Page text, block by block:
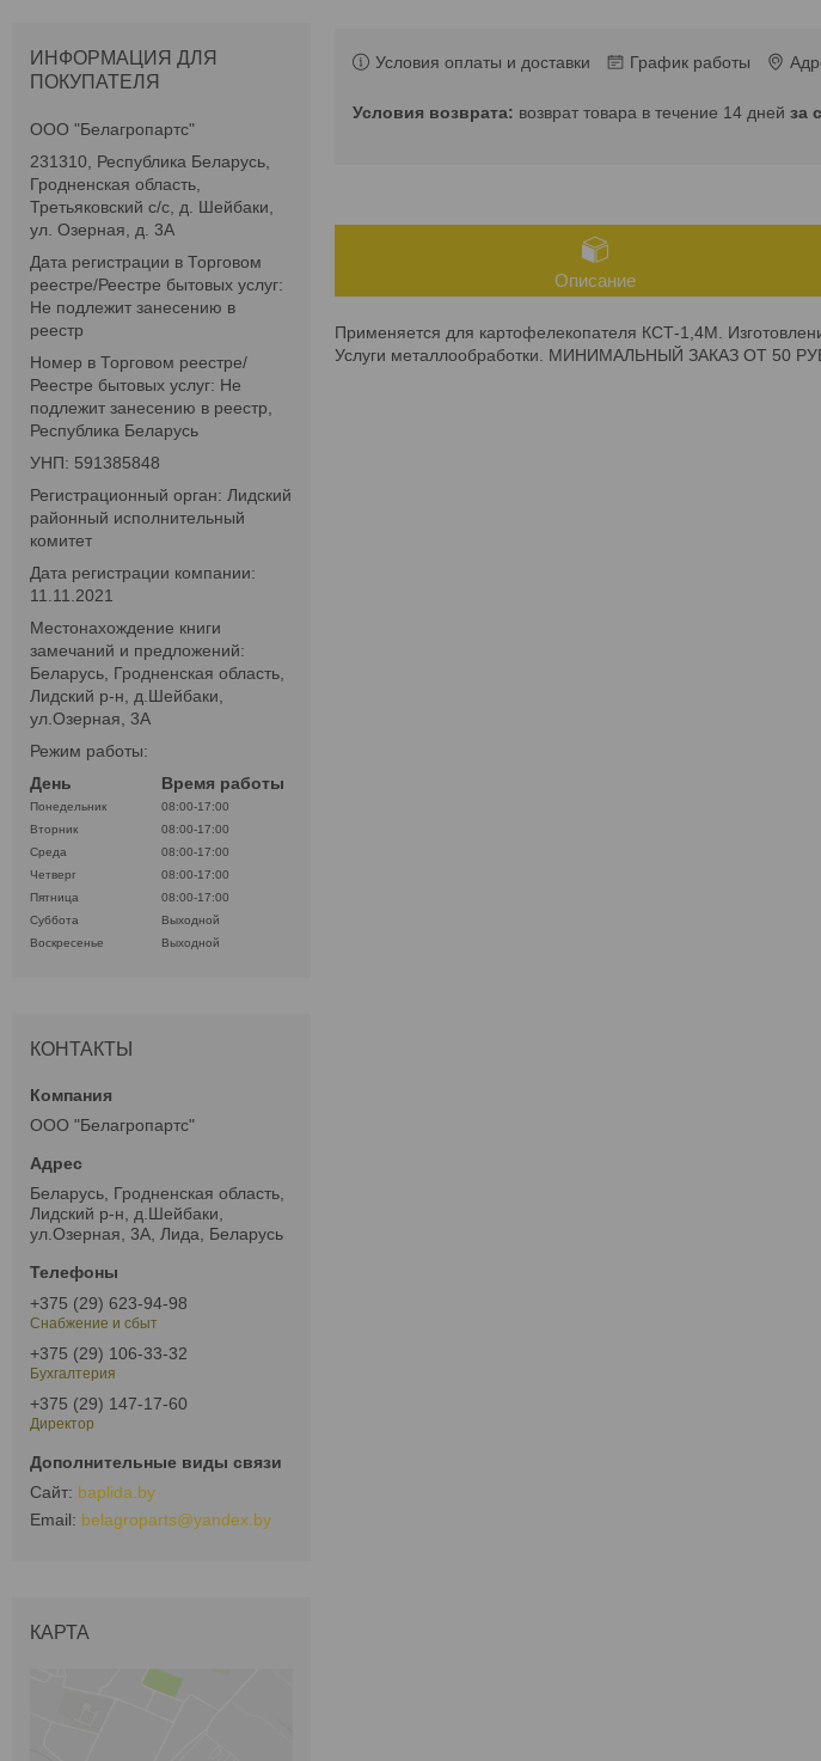
Условия оплаты и доставки График работы
возврат товара в течение 14 дней за
Описание
Применяется для картофелекопателя КСТ-1,4М.
Услуги металлообработки. МИНИМАЛЬНЫЙ ЗАКАЗ ОТ 50
ИНФОРМАЦИЯ ДЛЯ
ПОКУПАТЕЛЯ
ООО "Белагропартс"
231310, Республика Беларусь,
Гродненская область,
Третьяковский с/с, д. Шейбаки,
ул. Озерная, д. 3А
Дата регистрации в Торговом
реестре/Реестре бытовых услуг:
Не подлежит занесению в
реестр
Номер в Торговом реестре/
Реестре бытовых услуг: Не
подлежит занесению в реестр,
Республика Беларусь
УНП: 591385848
Регистрационный орган: Лидский
районный исполнительный
комитет
Дата регистрации компании:
11.11.2021
Местонахождение книги
замечаний и предложений:
Беларусь, Гродненская область,
Лидский р-н, д.Шейбаки,
ул.Озерная, 3А
Режим работы:
День
Время работы
Понедельник
08:00-17:00
Вторник
08:00-17:00
Среда
08:00-17:00
Четверг
08:00-17:00
Пятница
08:00-17:00
Суббота
Выходной
Воскресенье
Выходной
КОНТАКТЫ
ООО "Белагропартс"
Беларусь, Гродненская область,
Лидский р-н, д.Шейбаки,
ул.Озерная, 3А, Лида, Беларусь
+375 (29) 623-94-98
Снабжение и сбыт
+375 (29) 106-33-32
Бухгалтерия
+375 (29) 147-17-60
Директор
baplida.by
belagroparts@yandex.by
КАРТА